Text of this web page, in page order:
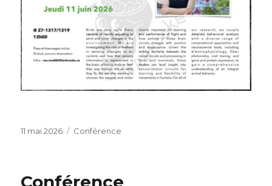
Publié
11 mai 2026 Catégories
Conférence
Conférence